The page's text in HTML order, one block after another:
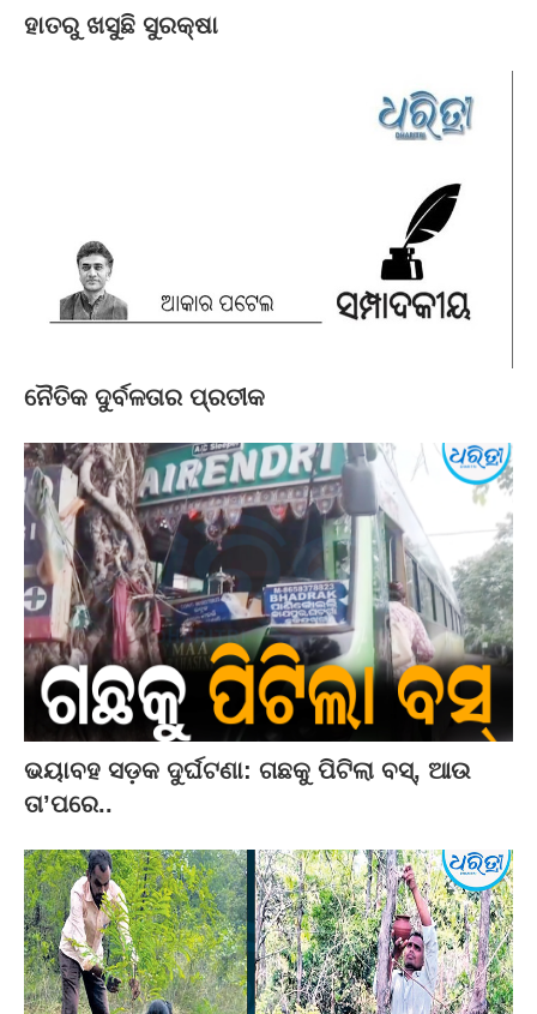
ହାତରୁ ଖସୁଛି ସୁରକ୍ଷା
ନୈତିକ ଦୁର୍ବଳତାର ପ୍ରତୀକ
ଭୟାବହ ସଡ଼କ ଦୁର୍ଘଟଣା: ଗଛକୁ ପିଟିଲା ବସ୍‌, ଆଉ
ତା’ପରେ..